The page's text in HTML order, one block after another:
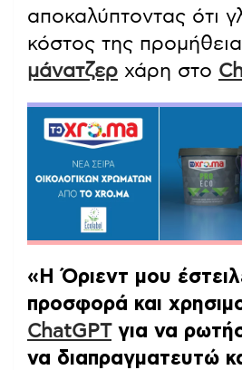
αποκαλύπτοντας ότι
κόστος της
μάνατζερ χάρη στο
«Η Όριεντ μου
προσφορά και
ChatGPTγια να
να διαπραγματευτώ